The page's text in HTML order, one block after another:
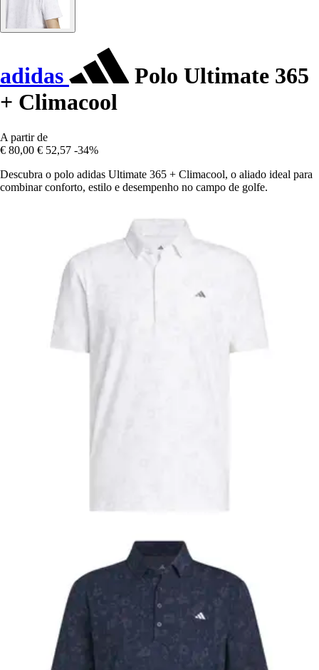
adidas
Polo Ultimate 365
+ Climacool
A partir de
€ 80,00 € 52,57 -34%
Descubra o polo adidas Ultimate 365 + Climacool, o aliado ideal para
combinar conforto, estilo e desempenho no campo de golfe.